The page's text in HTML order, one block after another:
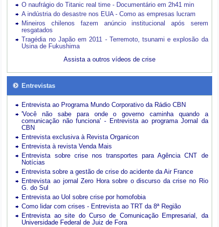
O naufrágio do Titanic real time - Documentário em 2h41 min
A indústria do desastre nos EUA - Como as empresas lucram
Mineiros chilenos fazem anúncio institucional após serem
resgatados
Tragédia no Japão em 2011 - Terremoto, tsunami e explosão da
Usina de Fukushima
Assista a outros vídeos de crise
Entrevistas
Entrevista ao Programa Mundo Corporativo da Rádio CBN
'Você não sabe para onde o governo caminha quando a
comunicação não funciona' - Entrevista ao programa Jornal da
CBN
Entrevista exclusiva à Revista Organicon
Entrevista à revista Venda Mais
Entrevista sobre crise nos transportes para Agência CNT de
Notícias
Entrevista sobre a gestão de crise do acidente da Air France
Entrevista ao jornal Zero Hora sobre o discurso da crise no Rio
G. do Sul
Entrevista ao Uol sobre crise por homofobia
Como lidar com crises - Entrevista ao TRT da 8ª Região
Entrevista ao site do Curso de Comunicação Empresarial, da
Universidade Federal de Juiz de Fora